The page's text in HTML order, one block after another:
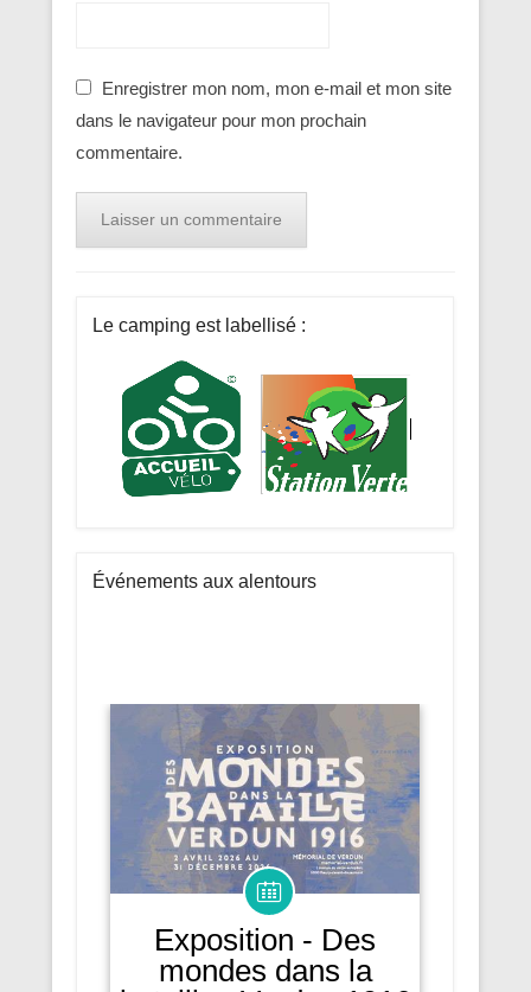
Enregistrer mon nom, mon e-mail et mon site
dans le navigateur pour mon prochain
commentaire.
Le camping est labellisé :
Événements aux alentours